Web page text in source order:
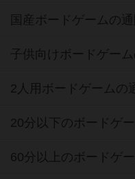
国産ボードゲームの
子供向けボードゲー
2人用ボードゲームの
20分以下のボードゲ
60分以上のボードゲ